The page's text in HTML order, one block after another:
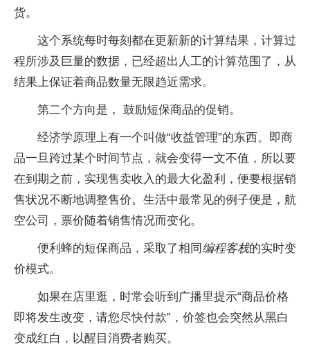
货。
这个系统每时每刻都在更新新的计算结果，计算过
程所涉及巨量的数据，已经超出人工的计算范围了，从
结果上保证着商品数量无限趋近需求。
第二个方向是， 鼓励短保商品的促销。
经济学原理上有一个叫做“收益管理”的东西。即商
品一旦跨过某个时间节点，就会变得一文不值，所以要
在到期之前，实现售卖收入的最大化盈利，便要根据销
售状况不断地调整售价。生活中最常见的例子便是，航
空公司，票价随着销售情况而变化。
便利蜂的短保商品，采取了相同 编程客栈的实时变
价模式。
如果在店里逛，时常会听到广播里提示“商品价格
即将发生改变，请您尽快付款”，价签也会突然从黑白
变成红白，以醒目消费者购买。